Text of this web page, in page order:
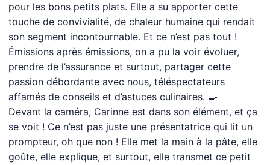
pour les bons petits plats. Elle a su apporter cette
touche de convivialité, de chaleur humaine qui rendait
son segment incontournable. Et ce n’est pas tout !
Émissions après émissions, on a pu la voir évoluer,
prendre de l’assurance et surtout, partager cette
passion débordante avec nous, téléspectateurs
affamés de conseils et d’astuces culinaires. 🍳
Devant la caméra, Carinne est dans son élément, et ça
se voit ! Ce n’est pas juste une présentatrice qui lit un
prompteur, oh que non ! Elle met la main à la pâte, elle
goûte, elle explique, et surtout, elle transmet ce petit